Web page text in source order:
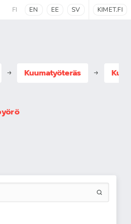
FI EN EE SV KIMET.FI
Kuumatyöteräs